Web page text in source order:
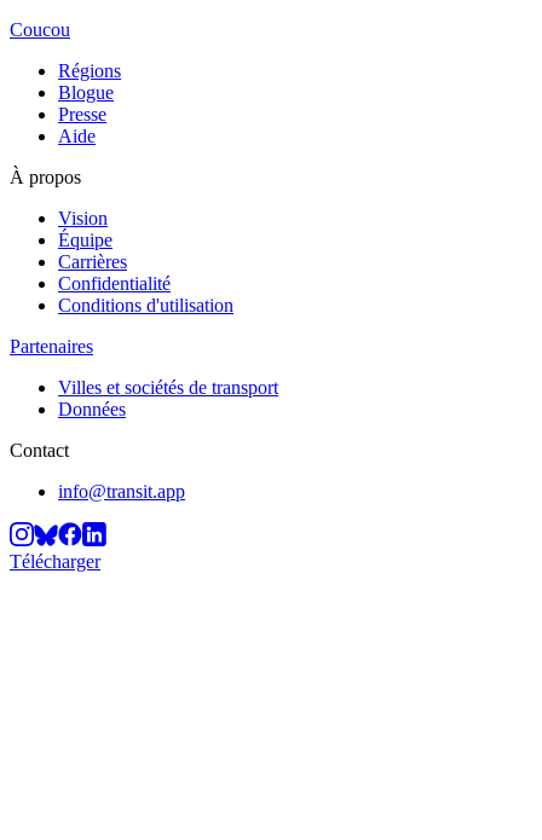
Coucou
Régions
Blogue
Presse
Aide
À propos
Vision
Équipe
Carrières
Confidentialité
Conditions d'utilisation
Partenaires
Villes et sociétés de transport
Données
Contact
info@transit.app
Télécharger